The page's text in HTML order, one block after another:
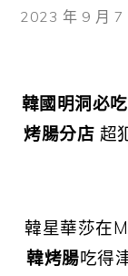
2023 年 9 月 7
韓國明洞必
烤腸分店 超
韓星華莎在
韓烤腸吃得